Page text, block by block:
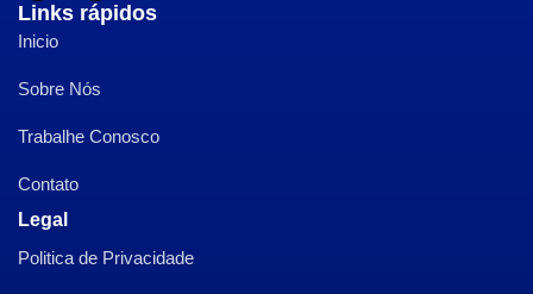
Links rápidos
Inicio
Sobre Nós
Trabalhe Conosco
Contato
Legal
Politica de Privacidade